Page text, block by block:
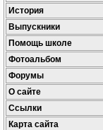
История
Выпускники
Помощь школе
Фотоальбом
Форумы
О сайте
Ссылки
Карта сайта